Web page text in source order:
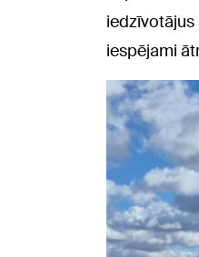
iedzīvotājus
iespējami